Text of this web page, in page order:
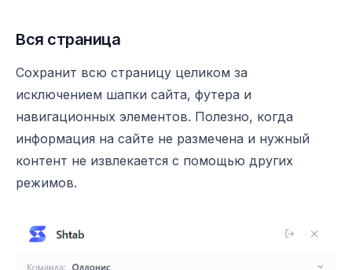
Вся страница
Сохранит всю страницу целиком за
исключением шапки сайта, футера и
навигационных элементов. Полезно, когда
информация на сайте не размечена и нужный
контент не извлекается с помощью других
режимов.